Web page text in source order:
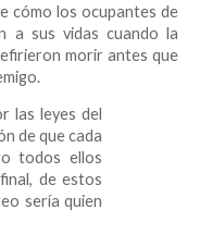
cómo los ocupantes de
a sus vidas cuando la
morir antes que
las leyes del
de que cada
todos ellos
de estos
sería quien